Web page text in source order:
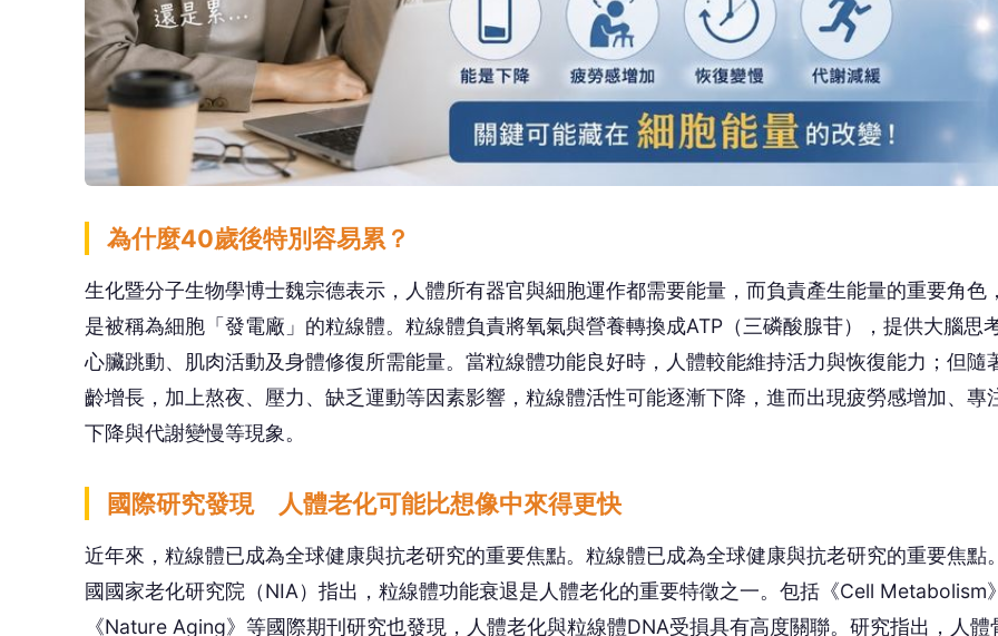
是被稱為細胞「發電廠」的粒線體。粒線體負責將氧氣與營養轉換成ATP（三磷酸腺苷），提供大腦思考
心臟跳動、肌肉活動及身體修復所需能量。當粒線體功能良好時，人體較能維持活力與恢復能力；但隨
齡增長，加上熬夜、壓力、缺乏運動等因素影響，粒線體活性可能逐漸下降，進而出現疲勞感增加、專
下降與代謝變慢等現象。
國際研究發現 人體老化可能比想像中來得更快
近年來，粒線體已成為全球健康與抗老研究的重要焦點。粒線體已成為全球健康與抗老研究的重要焦點
國國家老化研究院（NIA）指出，粒線體功能衰退是人體老化的重要特徵之一。包括《Cell Metabolism
《Nature Aging》等國際期刊研究也發現，人體老化與粒線體DNA受損具有高度關聯。研究指出，人體
肌中的粒線體功能會隨年齡逐漸下降，而這也被認為與體力下滑、代謝變慢及恢復力減弱有關。
👍
讚
😮
哇